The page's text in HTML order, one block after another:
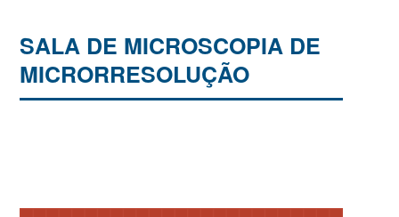
SALA DE MICROSCOPIA DE
MICRORRESOLUÇÃO